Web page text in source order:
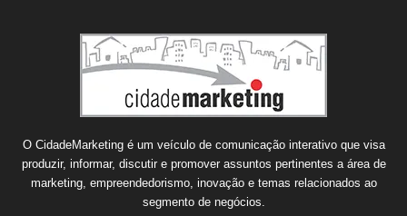
O CidadeMarketing é um veículo de comunicação interativo que visa
produzir, informar, discutir e promover assuntos pertinentes a área de
marketing, empreendedorismo, inovação e temas relacionados ao
segmento de negócios.